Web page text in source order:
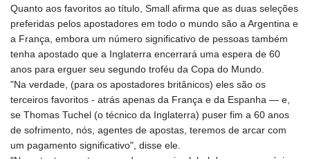
Quanto aos favoritos ao título, Small afirma que as duas seleções
preferidas pelos apostadores em todo o mundo são a Argentina e
a França, embora um número significativo de pessoas também
tenha apostado que a Inglaterra encerrará uma espera de 60
anos para erguer seu segundo troféu da Copa do Mundo.
"Na verdade, (para os apostadores britânicos) eles são os
terceiros favoritos - atrás apenas da França e da Espanha — e,
se Thomas Tuchel (o técnico da Inglaterra) puser fim a 60 anos
de sofrimento, nós, agentes de apostas, teremos de arcar com
um pagamento significativo", disse ele.